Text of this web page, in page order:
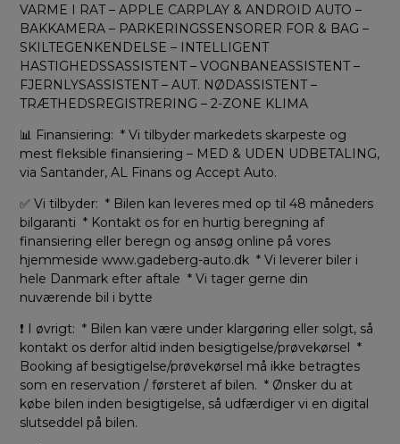
VARME I RAT – APPLE CARPLAY & ANDROID AUTO –
BAKKAMERA – PARKERINGSSENSORER FOR & BAG –
SKILTEGENKENDELSE – INTELLIGENT
HASTIGHEDSSASSISTENT – VOGNBANEASSISTENT –
FJERNLYSASSISTENT – AUT. NØDASSISTENT –
TRÆTHEDSREGISTRERING – 2-ZONE KLIMA
📊 Finansiering: * Vi tilbyder markedets skarpeste og
mest fleksible finansiering – MED & UDEN UDBETALING,
via Santander, AL Finans og Accept Auto.
✅ Vi tilbyder: * Bilen kan leveres med op til 48 måneders
bilgaranti * Kontakt os for en hurtig beregning af
finansiering eller beregn og ansøg online på vores
hjemmeside www.gadeberg-auto.dk * Vi leverer biler i
hele Danmark efter aftale * Vi tager gerne din
nuværende bil i bytte
❗ I øvrigt: * Bilen kan være under klargøring eller solgt, så
kontakt os derfor altid inden besigtigelse/prøvekørsel *
Booking af besigtigelse/prøvekørsel må ikke betragtes
som en reservation / førsteret af bilen. * Ønsker du at
købe bilen inden besigtigelse, så udfærdiger vi en digital
slutseddel på bilen.